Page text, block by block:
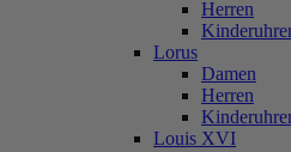
Herren
Lorus
Damen
Herren
Louis XVI